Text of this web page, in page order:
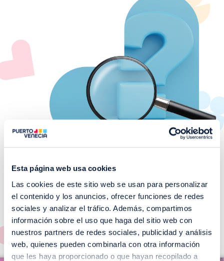
Esta página web usa cookies
Las cookies de este sitio web se usan para personalizar
el contenido y los anuncios, ofrecer funciones de redes
sociales y analizar el tráfico. Además, compartimos
información sobre el uso que haga del sitio web con
nuestros partners de redes sociales, publicidad y análisis
web, quienes pueden combinarla con otra información
que les haya proporcionado o que hayan recopilado a
¡No te pierdas nuestros
EVENTOS!
Ver todos >